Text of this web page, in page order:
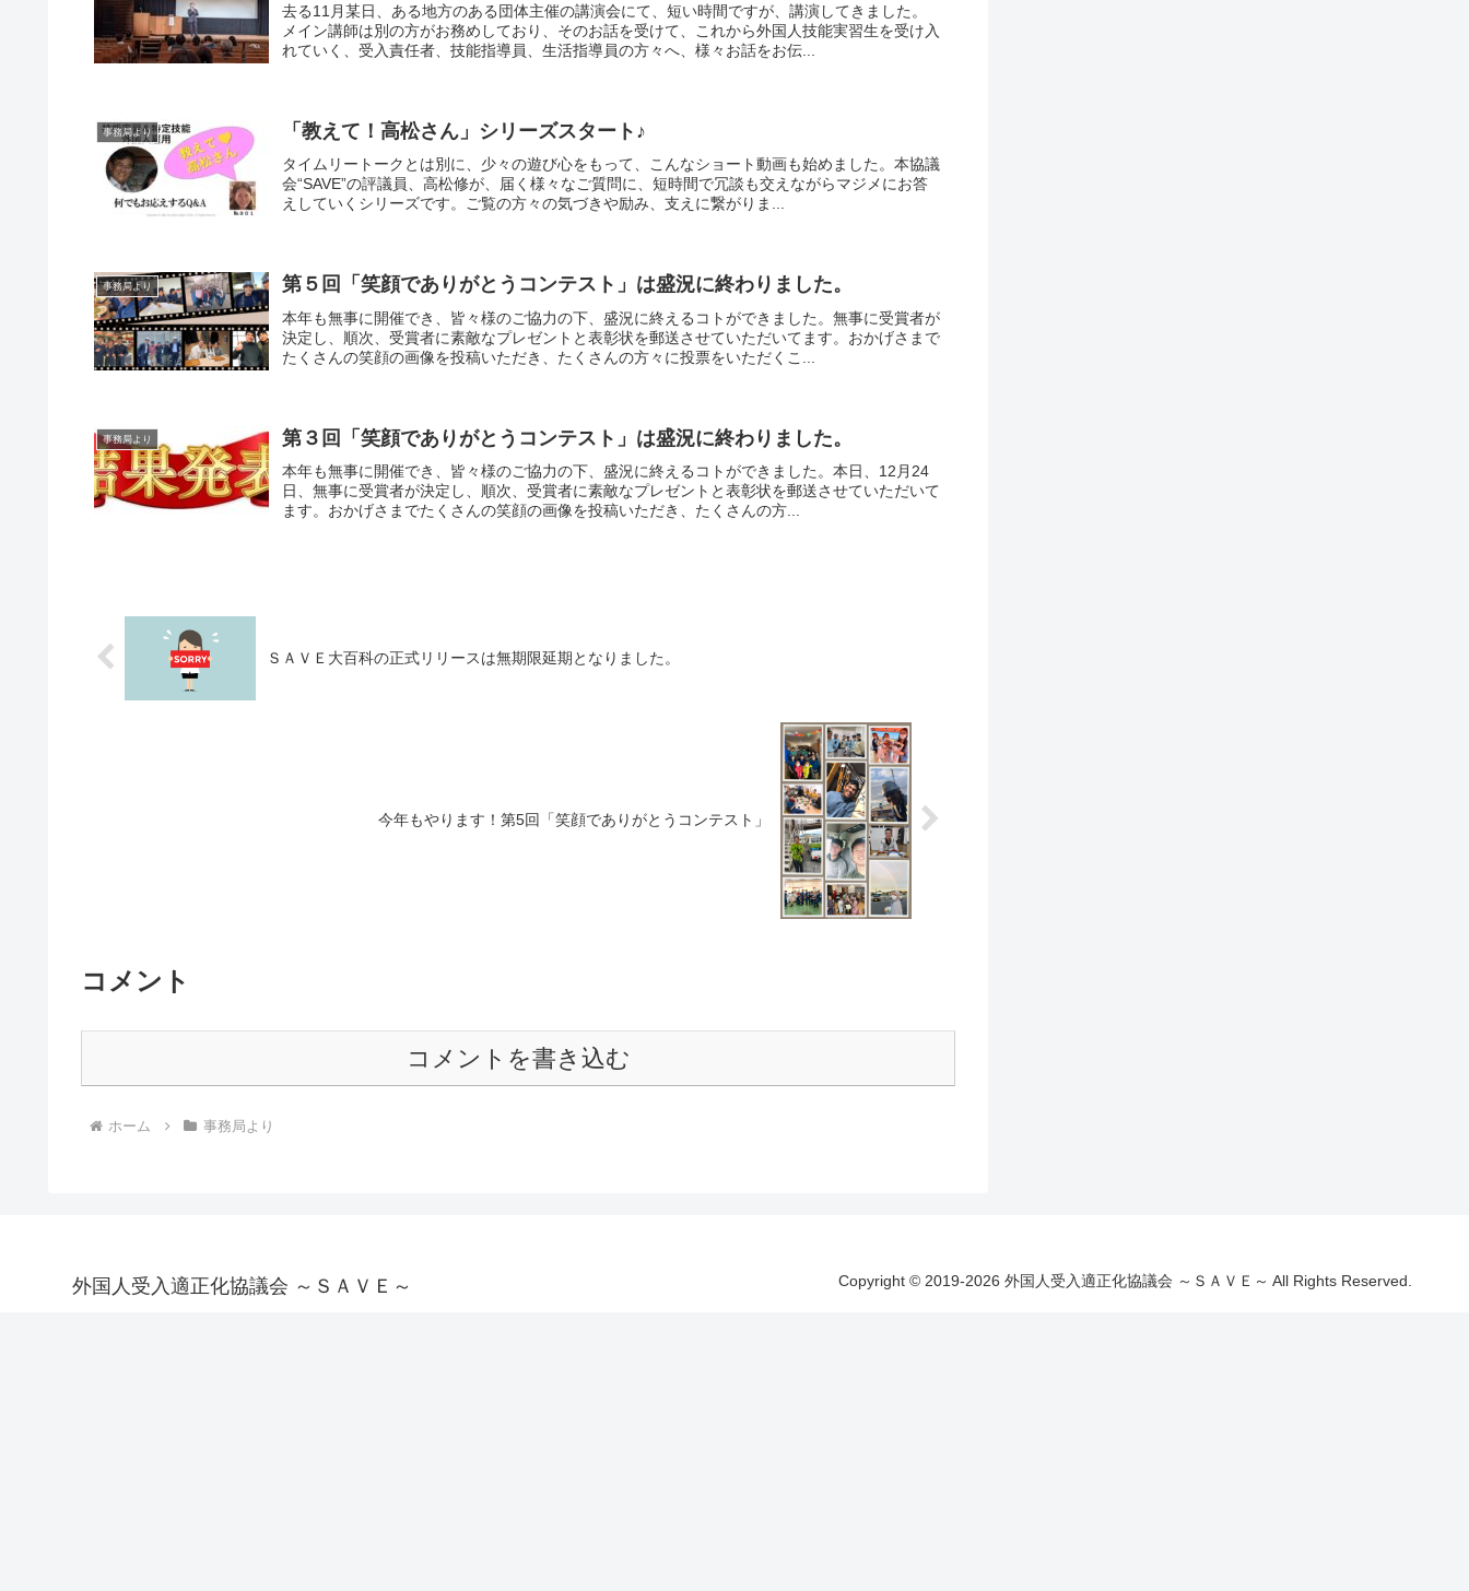
去る11月某日、ある地方のある団体主催の講演会にて、短い時間ですが、講演してきました。
メイン講師は別の方がお務めしており、そのお話を受けて、これから外国人技能実習生を受け入
れていく、受入責任者、技能指導員、生活指導員の方々へ、様々お話をお伝...
事務局より 「教えて！高松さん」シリーズスタート♪
タイムリートークとは別に、少々の遊び心をもって、こんなショート動画も始めました。本協議
会“SAVE”の評議員、高松修が、届く様々なご質問に、短時間で冗談も交えながらマジメにお答
えしていくシリーズです。ご覧の方々の気づきや励み、支えに繋がりま...
事務局より 第５回「笑顔でありがとうコンテスト」は盛況に終わりました。
本年も無事に開催でき、皆々様のご協力の下、盛況に終えるコトができました。無事に受賞者が
決定し、順次、受賞者に素敵なプレゼントと表彰状を郵送させていただいてます。おかげさまで
たくさんの笑顔の画像を投稿いただき、たくさんの方々に投票をいただくこ...
事務局より 第３回「笑顔でありがとうコンテスト」は盛況に終わりました。
本年も無事に開催でき、皆々様のご協力の下、盛況に終えるコトができました。本日、12月24
日、無事に受賞者が決定し、順次、受賞者に素敵なプレゼントと表彰状を郵送させていただいて
ます。おかげさまでたくさんの笑顔の画像を投稿いただき、たくさんの方...
ＳＡＶＥ大百科の正式リリースは無期限延期となりました。
今年もやります！第5回「笑顔でありがとうコンテスト」
コメント
コメントを書き込む
ホーム 事務局より
外国人受入適正化協議会 ～ＳＡＶＥ～ Copyright © 2019-2026 外国人受入適正化協議会 ～ＳＡＶＥ～ All Rights Reserved.